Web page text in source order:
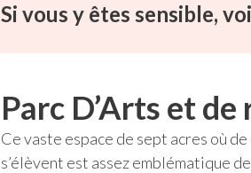
Si vous y êtes sensible,
Parc D’Arts et de
Ce vaste espace de sept acres où
s’élèvent est assez emblématique